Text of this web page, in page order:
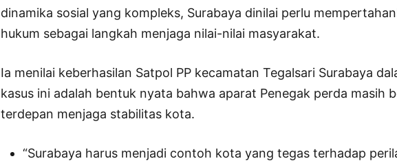
dinamika sosial yang kompleks, Surabaya dinilai perlu
hukum sebagai langkah menjaga nilai-nilai masyarakat.
Ia menilai keberhasilan Satpol PP kecamatan Tegalsari Surabaya
kasus ini adalah bentuk nyata bahwa aparat Penegak perda masih
terdepan menjaga stabilitas kota.
“Surabaya harus menjadi contoh kota yang tegas terhadap